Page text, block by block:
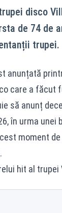
disco
de 74
trupei.
anunțată
care a făcut
să anunț
în urma
moment de
hit al trupei